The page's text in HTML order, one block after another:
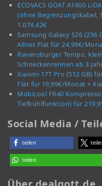
ECOVACS GOAT A1600
(ohne Begrenzungskabel,
1.074,42€
Samsung Galaxy S26 (256
Allnet Flat für 24,99€/
Ravensburger Tempo,
Schneckenrennen ab 3
Xiaomi 17T Pro (512 GB)
Flat für 19,99€/Monat +
Mobicool FR40
Tiefkühlfunktion) für
Social Media /
teilen
teilen